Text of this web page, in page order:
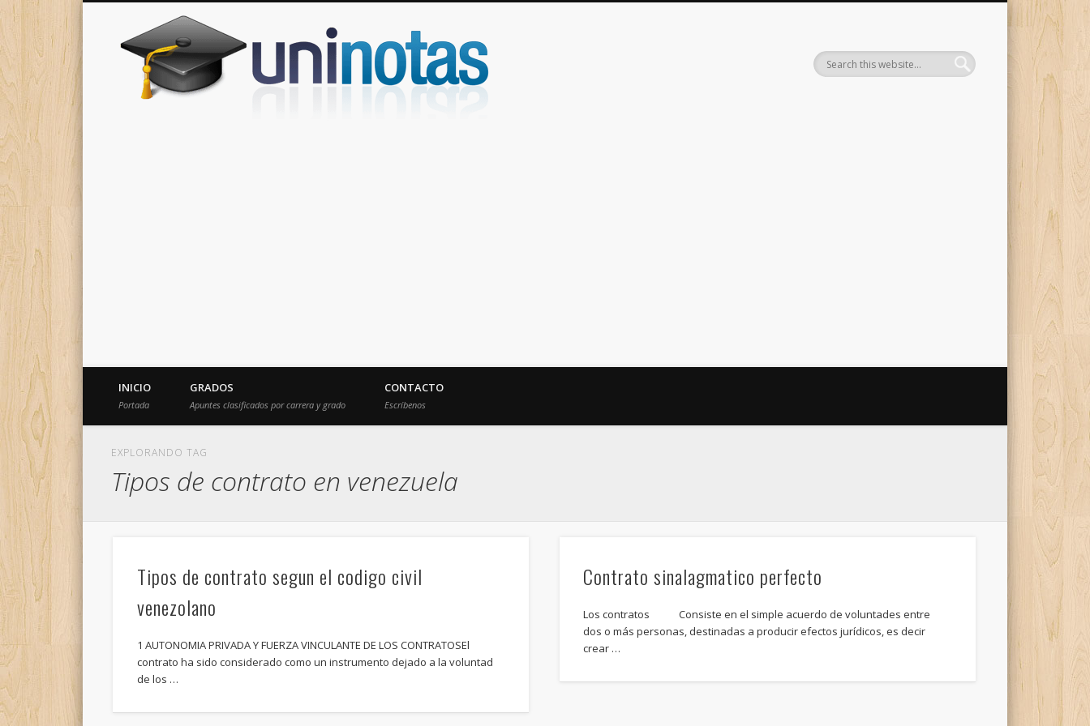
Donde encontrarás todas los apuntes de tu carrera
INICIO
Portada
GRADOS
Apuntes clasificados por carrera y grado
CONTACTO
Escríbenos
EXPLORANDO TAG
Tipos de contrato en venezuela
Tipos de contrato segun el codigo civil
venezolano
1 AUTONOMIA PRIVADA Y FUERZA VINCULANTE DE LOS CONTRATOSEl
contrato ha sido considerado como un instrumento dejado a la voluntad
de los …
Contrato sinalagmatico perfecto
Los contratos Consiste en el simple acuerdo de voluntades entre
dos o más personas, destinadas a producir efectos jurídicos, es decir
crear …